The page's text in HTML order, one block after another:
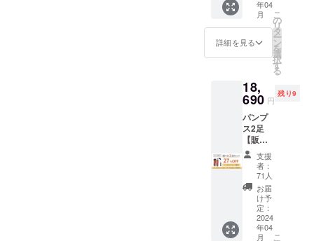
内・室
内での
利用の
み無料
ており
ます。
交換品
の再交
換・返
品は
承って
おりま
せん。
ン・仕
様は変
る可能
性もご
了承く
ださ
い。 ※
交換は
原則サ
イズ交
換のみ
承りま
す。 ※
返品・
交換は
商品到
着後14
日間以
可能性
がござ
す。 ※
お届け
ラーか
ら順次
一般販
売を開
始させ
ていた
だきま
す。 ※
税込、
送料込
の価格
です。
※デザイ
ン・仕
は、リ
ボン1点
500円の
リター
お願い
いたし
ます。
※生産の
都合
上、ま
た社会
情勢の
影響等
によ
り、お
届け時
期に遅
れが発
ご選択
くださ
い。サ
イズは
選びい
ただけ
ます。
・リボ
ン
シュー
クリッ
プをご
利用の
場合
は、リ
ボン1点
500円の
リター
価格
12800
円→早
割価格
10240
円】 ・
様限
定！販
売予定
価格よ
り
20%OF
F ・お
届け予
定：4月
・オプ
ション
にてサ
イズを
ご選択
年04
月
詳細を見る
こ
の
リ
タ
ー
ン
を
選
択
す
る
18,
690 円
残り9
パンプ
ス2足
【販売
予定価
格
25600
円→早
割価格
18690
円】+リ
ボン
支援
者：
71人
お届
け予
定：
2024
年04
月
こ